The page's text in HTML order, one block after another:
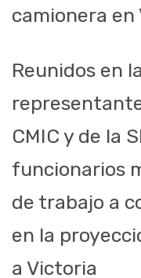
camionera en
Reunidos en
CMIC y de la
funcionarios
de trabajo a
en la
a Victoria